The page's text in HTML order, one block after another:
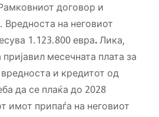
договор и
Вредноста на неговиот
1.123.800 евра. Лика,
месечната плата за
вредноста и кредитот од
да се плаќа до 2028
имот припаѓа на неговиот